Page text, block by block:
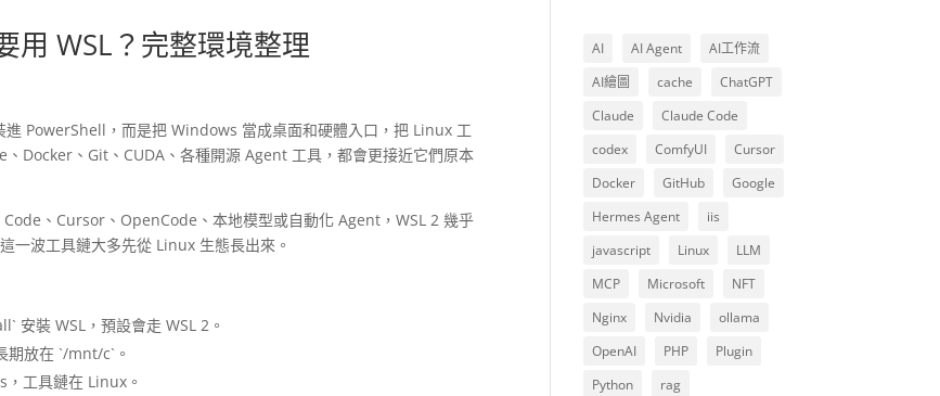
用 WSL？完整環境整理
PowerShell，而是把 Windows 當成桌面和硬體入口，把 Linux 工
Docker、Git、CUDA、各種開源 Agent 工具，都會更接近它們原本
、Cursor、OpenCode、本地模型或自動化 Agent，WSL 2 幾乎
一波工具鏈大多先從 Linux 生態長出來。
安裝 WSL，預設會走 WSL 2。
期放在 `/mnt/c`。
工具鏈在 Linux。
AI AI Agent
AI工作流
AI繪圖
cache
ChatGPT
Claude
Claude Code
codex
ComfyUI
Cursor
Docker
GitHub
Google
Hermes Agent
iis
javascript
Linux
LLM
MCP
Microsoft
NFT
Nginx
Nvidia
ollama
OpenAI
PHP
Plugin
Python
rag